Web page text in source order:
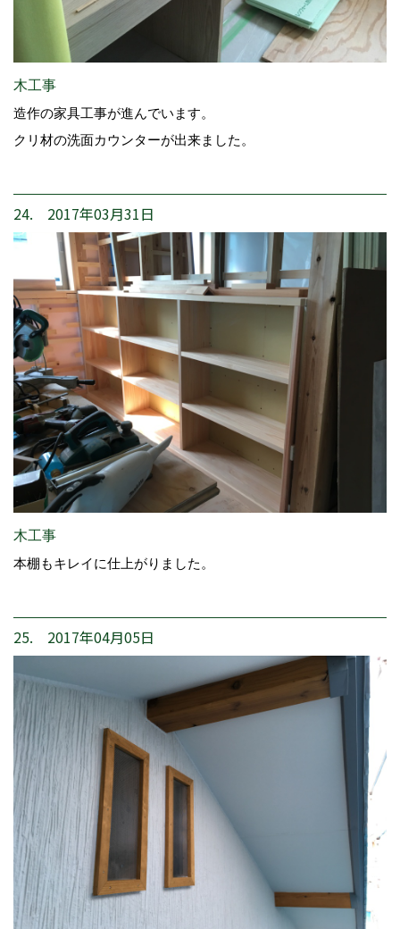
木工事
造作の家具工事が進んでいます。
クリ材の洗面カウンターが出来ました。
24. 2017年03月31日
木工事
本棚もキレイに仕上がりました。
25. 2017年04月05日